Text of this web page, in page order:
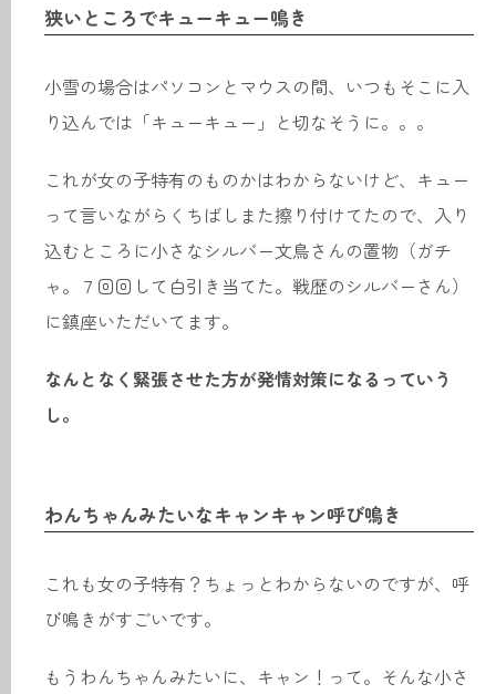
狭いところでキューキュー鳴き
小雪の場合はパソコンとマウスの間、いつもそこに入
り込んでは「キューキュー」と切なそうに。。。
これが女の子特有のものかはわからないけど、キュー
って言いながらくちばしまた擦り付けてたので、入り
込むところに小さなシルバー文鳥さんの置物（ガチ
ャ。７回回して白引き当てた。戦歴のシルバーさん）
に鎮座いただいてます。
なんとなく緊張させた方が発情対策になるっていう
し。
わんちゃんみたいなキャンキャン呼び鳴き
これも女の子特有？ちょっとわからないのですが、呼
び鳴きがすごいです。
もうわんちゃんみたいに、キャン！って。そんな小さ